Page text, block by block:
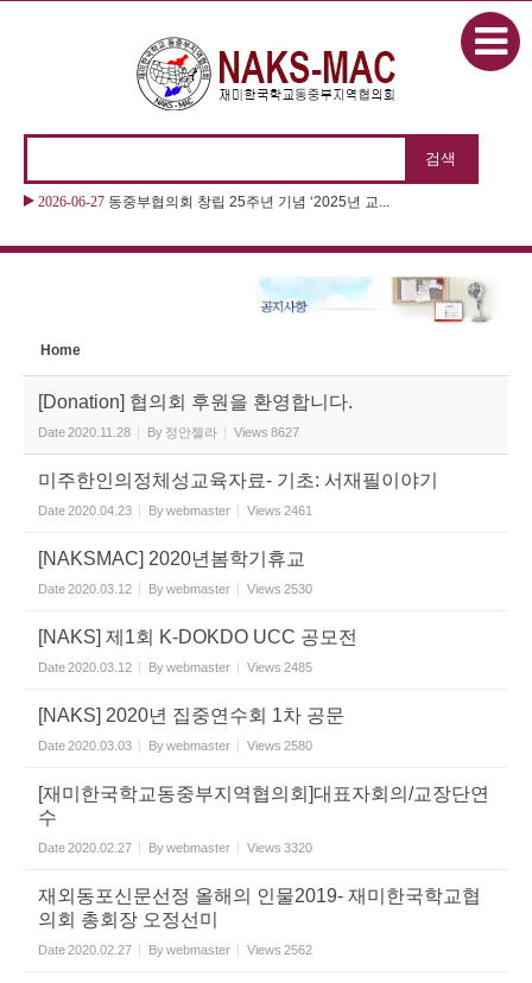
2026-06-27 동중부협의회 창립 25주년 기념 ‘2025년 교...
Home
[Donation] 협의회 후원을 환영합니다.
Date2020.11.28 By 정안젤라 Views 8627
미주한인의정체성교육자료- 기초: 서재필이야기
Date2020.04.23 Bywebmaster Views 2461
[NAKSMAC] 2020년봄학기휴교
Date2020.03.12 Bywebmaster Views 2530
[NAKS] 제1회 K-DOKDO UCC 공모전
Date2020.03.12 Bywebmaster Views 2485
[NAKS] 2020년 집중연수회 1차 공문
Date2020.03.03 Bywebmaster Views 2580
[재미한국학교동중부지역협의회]대표자회의/교장단연
수
Date2020.02.27 Bywebmaster Views 3320
재외동포신문선정 올해의 인물2019- 재미한국학교협
의회 총회장 오정선미
Date2020.02.27 Bywebmaster Views 2562
Sketchbook5, 스케치북5
Sketchbook5, 스케치북5